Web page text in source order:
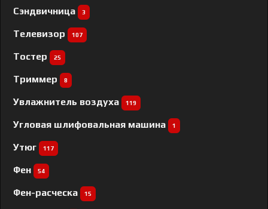
Сэндвичница 3
Телевизор 107
Тостер 25
Триммер 8
Увлажнитель воздуха 119
Угловая шлифовальная машина 1
Утюг 117
Фен 54
Фен-расческа 15